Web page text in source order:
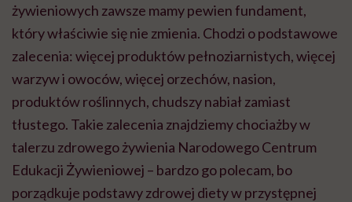
żywieniowych zawsze mamy pewien fundament,
który właściwie się nie zmienia. Chodzi o podstawowe
zalecenia: więcej produktów pełnoziarnistych, więcej
warzyw i owoców, więcej orzechów, nasion,
produktów roślinnych, chudszy nabiał zamiast
tłustego. Takie zalecenia znajdziemy chociażby w
talerzu zdrowego żywienia Narodowego Centrum
Edukacji Żywieniowej – bardzo go polecam, bo
porządkuje podstawy zdrowej diety w przystępnej